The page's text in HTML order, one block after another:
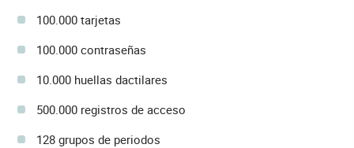
100.000 tarjetas
100.000 contraseñas
10.000 huellas dactilares
500.000 registros de acceso
128 grupos de periodos